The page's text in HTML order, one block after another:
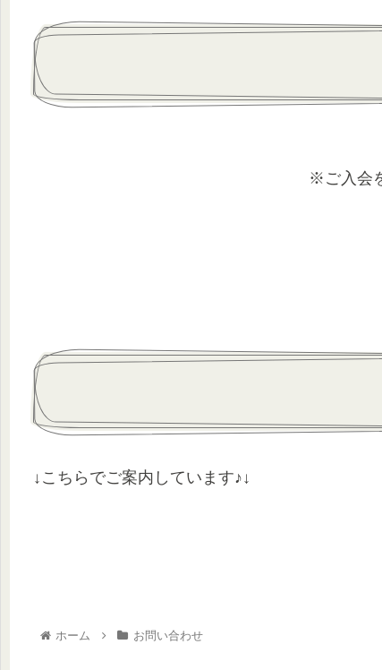
※ご入会
↓こちらでご案内しています♪↓
ホーム お問い合わせ